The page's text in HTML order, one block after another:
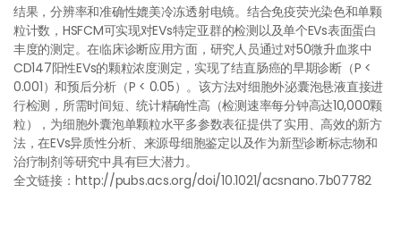
结果，分辨率和准确性媲美冷冻透射电镜。结合免疫荧光染色和单颗
粒计数，HSFCM可实现对EVs特定亚群的检测以及单个EVs表面蛋白
丰度的测定。在临床诊断应用方面，研究人员通过对50微升血浆中
CD147阳性EVs的颗粒浓度测定，实现了结直肠癌的早期诊断（P <
0.001）和预后分析（P < 0.05）。该方法对细胞外泌囊泡悬液直接进
行检测，所需时间短、统计精确性高（检测速率每分钟高达10,000颗
粒），为细胞外囊泡单颗粒水平多参数表征提供了实用、高效的新方
法，在EVs异质性分析、来源母细胞鉴定以及作为新型诊断标志物和
治疗制剂等研究中具有巨大潜力。
全文链接：http://pubs.acs.org/doi/10.1021/acsnano.7b07782